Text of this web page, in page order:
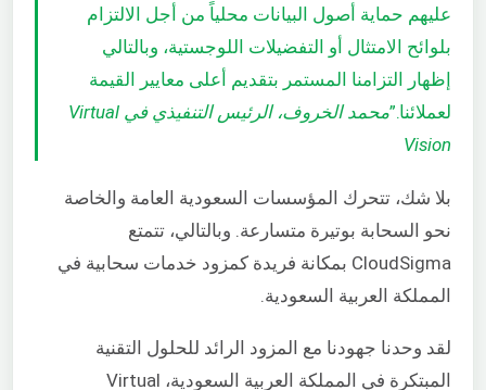
عليهم حماية أصول البيانات محلياً من أجل الالتزام
بلوائح الامتثال أو التفضيلات اللوجستية، وبالتالي
إظهار التزامنا المستمر بتقديم أعلى معايير القيمة
لعملائنا.”
محمد الخروف، الرئيس التنفيذي في Virtual
Vision
بلا شك، تتحرك المؤسسات السعودية العامة والخاصة
نحو السحابة بوتيرة متسارعة. وبالتالي، تتمتع
CloudSigma بمكانة فريدة كمزود خدمات سحابية في
المملكة العربية السعودية.
لقد وحدنا جهودنا مع المزود الرائد للحلول التقنية
المبتكرة في المملكة العربية السعودية، Virtual